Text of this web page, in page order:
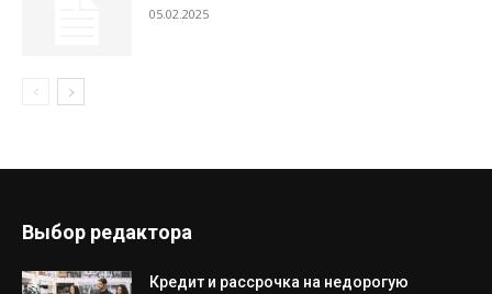
05.02.2025
Выбор редактора
Кредит и рассрочка на недорогую